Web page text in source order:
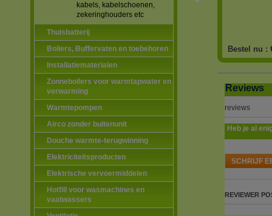
kabels, kabelschoenen,
zekeringhouders etc
Thuisbatterij
Boilers, Buffervaten en toebehoren
Installatiematerialen
Zonneboilers voor warmtapwater en
verwarming
Warmtepompen
Airco zonder buitenunit
Douche warmte-terugwinning
Elektriciteitsproducten
Elektrische vervoermiddelen
Hotfill voor wasmachines en
vaatwassers
Bestel nu :
Reviews
reviews
Heb je al
SCHRIJF
REVIEWER